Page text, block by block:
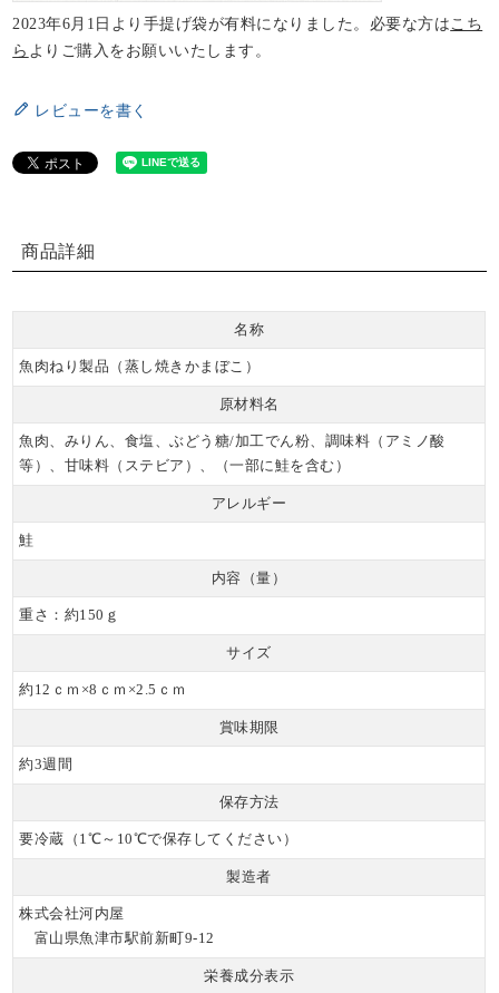
2023年6月1日より手提げ袋が有料になりました。必要な方はこち
ら よりご購入をお願いいたします。
レビューを書く
商品詳細
名称
魚肉ねり製品（蒸し焼きかまぼこ）
原材料名
魚肉、みりん、食塩、ぶどう糖/加工でん粉、調味料（アミノ酸
等）、甘味料（ステビア）、（一部に鮭を含む）
アレルギー
鮭
内容（量）
重さ：約150ｇ
サイズ
約12ｃｍ×8ｃｍ×2.5ｃｍ
賞味期限
約3週間
保存方法
要冷蔵（1℃～10℃で保存してください）
製造者
株式会社河内屋
富山県魚津市駅前新町9-12
栄養成分表示